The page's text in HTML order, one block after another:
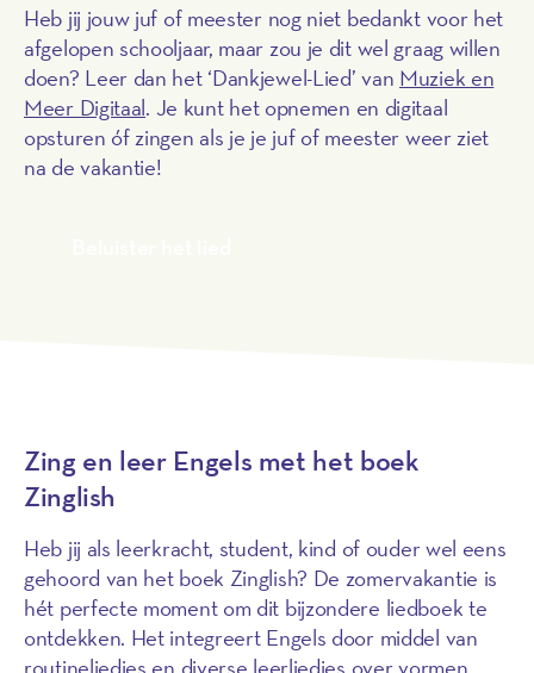
Heb jij jouw juf of meester nog niet bedankt voor het
afgelopen schooljaar, maar zou je dit wel graag willen
doen? Leer dan het ‘Dankjewel-Lied’ van Muziek en
Meer Digitaal. Je kunt het opnemen en digitaal
opsturen óf zingen als je je juf of meester weer ziet
na de vakantie!
Zing en leer Engels met het boek
Zinglish
Heb jij als leerkracht, student, kind of ouder wel eens
gehoord van het boek Zinglish? De zomervakantie is
hét perfecte moment om dit bijzondere liedboek te
ontdekken. Het integreert Engels door middel van
routineliedjes en diverse leerliedjes over vormen,